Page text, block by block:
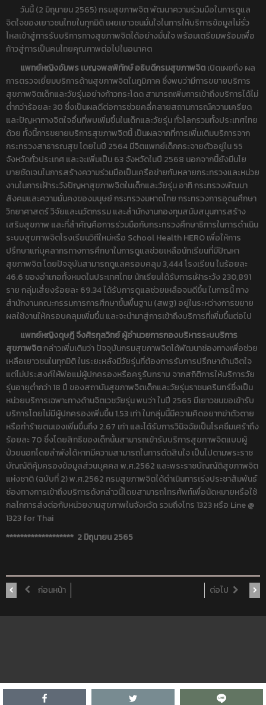
วันนี้ (2 มิถุนายน 2565) กรมสุขภาพจิต พัฒนาความร่วมมือในการดูแล
จิตใจของเยาวชนไทยในทุกมิติ เผยเยาวชนมั่นใจในการให้บริการข้อมูลไม่รั่ว
ไหลเข้าสู่การรับบริการทางสุขภาพจิตได้อย่างมั่นใจ พร้อมเตรียมพร้อมเพื่อ
ก้าวสู่การเป็นคนไทยคุณภาพต่อไปในอนาคต
แพทย์หญิงอัมพร เบญจพลพิทักษ์ อธิบดีกรมสุขภาพจิตเปิดเผยถึง ผล
การตรวจเยี่ยมบริการด้านสุขภาพจิตในภูมิภาค ซึ่งพบว่ามีการขยายบริการ
สุขภาพจิตเด็กและวัยรุ่นอย่างก้าวกระโดด สามารถเพิ่มการเข้าถึงบริการได้ไม่
ต่ำกว่าร้อยละ 30 ซึ่งเป็นผลดีต่อการช่วยคลี่คลายสถานการณ์ความเครียด
และปัญหาทางจิตใจอื่นที่พบเพิ่มขึ้นในเด็กและวัยรุ่น ทั่วโลกรวมทั้งประเทศไทย
ด้วย ทั้งนี้การขยายบริการสุขภาพจิตนี้ เป็นผลจากที่การเพิ่มเติมบริการจาก
กระทรวงสาธารณสุข โดยในปี 2564 มีจิตแพทย์เด็กกระจายตัวอยู่ใน 55
จังหวัดทั่วประเทศ และจะเพิ่มเป็น 63 จังหวัดในปี 2568 นอกจากนี้ยังมีนโย
บายชัดเจนในการสร้างความร่วมมือเป็นเครือข่ายกับหลายกระทรวงและหน่วย
งานในการเฝ้าระวังปัญหาสุขภาพจิตในเด็กและวัยรุ่น อาทิ กระทรวงพัฒนา
สังคมและความมั่นคงของมนุษย์ กระทรวงมหาดไทย กระทรวงการอุดมศึกษา
วิทยาศาสตร์ วิจัยและนวัตกรรม และสำนักงานกองทุนสนับสนุนการสร้าง
เสริมสุขภาพ และที่สำคัญคือการร่วมมือกับกระทรวงศึกษาธิการในการดำเนิน
ระบบสุขภาพจิตโรงเรียนวิถีใหม่หรือ School Health HERO เพื่อให้การ
ปรึกษาแก่บุคลากรทางการศึกษาในการดูแลช่วยเหลือนักเรียนที่มีปัญหา
สุขภาพจิต โดยปัจจุบันสามารถดูแลครอบคลุม 3,444 โรงเรียน ในร้อยละ
46.6 ของอำเภอทั้งหมดในประเทศไทย นักเรียนได้รับการเฝ้าระวัง 230,891
ราย กลุ่มเสี่ยงร้อยละ 69.34 ได้รับการดูแลช่วยเหลือจนดีขึ้น ในการนี้ ทาง
สำนักงานคณะกรรมการการศึกษาขั้นพื้นฐาน (สพฐ) อยู่ในระหว่างการขยาย
ผลใช้งานให้ครอบคลุมเพิ่มขึ้น และจะนำมาสู่การเข้าถึงบริการที่เพิ่มขึ้นต่อไป
แพทย์หญิงดุษฎี จึงศิรกุลวิทย์ ผู้อำนวยการกองบริหารระบบริการ
สุขภาพจิตกล่าวเพิ่มเติมว่า ปัจจุบันกรมสุขภาพจิตได้พัฒนาช่องทางเพื่อช่วย
เหลือเยาวชนในทุกมิติ ในระยะหลังมีวัยรุ่นที่ต้องการรับการปรึกษาด้านจิตใจ
แต่ไม่ประสงค์ให้พ่อแม่ผู้ปกครองหรือครูรับทราบ จากสถิติการให้บริการวัย
รุ่นอายุต่ำกว่า 18 ปี ของสถาบันสุขภาพจิตเด็กและวัยรุ่นราชนครินทร์ซึ่งเป็น
หน่วยบริการเฉพาะทางด้านจิตเวชวัยรุ่น พบว่า ในปี 2565 มีเยาวชนขอเข้ารับ
บริการโดยไม่มีผู้ปกครองเพิ่มขึ้น 1.53 เท่า ในกลุ่มนี้มีความคิดอยากฆ่าตัวตาย
หรือทำร้ายตนเองเพิ่มขึ้นถึง 2.67 เท่า และได้รับการวินิจฉัยเป็นโรคซึมเศร้าถึง
ร้อยละ 70 ซึ่งโดยสิทธิของเด็กนั้นสามารถเข้ารับบริการสุขภาพจิตแบบผู้
ป่วยนอกโดยลำพังได้หากมีความสามารถในการตัดสินใจ เป็นไปตามพระราช
บัญญัติคุ้มครองข้อมูลส่วนบุคคล พ.ศ.2562 และพระราชบัญญัติสุขภาพจิต
แห่งชาติ (ฉบับที่ 2) พ.ศ.2562 กรมสุขภาพจิตได้ดำเนินการเร่งประชาสัมพันธ์
ช่องทางการเข้าถึงบริการดังกล่าวนี้โดยสามารถโทรศัพท์เพื่อนัดหมายหรือใช้
กลไกการส่งต่อกับหน่วยงานสุขภาพในจังหวัด รวมถึงโทร 1323 หรือ Line @
1323 for Thai
******************* 2 มิถุนายน 2565
ก่อนหน้า ต่อไป